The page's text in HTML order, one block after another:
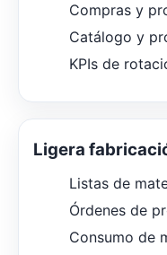
Compras y
Catálogo y
KPIs de
Ligera
Listas de
Órdenes de
Consumo de